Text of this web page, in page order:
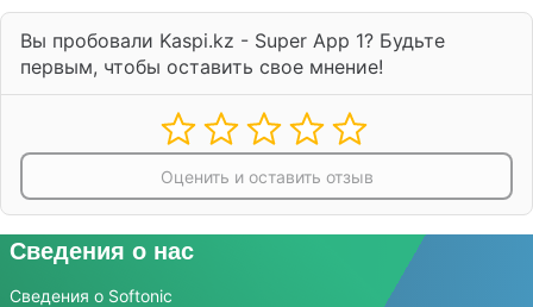
Вы пробовали Kaspi.kz - Super App 1? Будьте
первым, чтобы оставить свое мнение!
Оценить и оставить отзыв
Сведения о нас
Сведения о Softonic